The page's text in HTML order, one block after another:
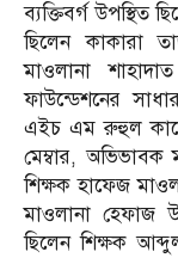
ব্যক্তিবর্গ উপস্থিত
ছিলেন কাকারা
মাওলানা
ফাউন্ডেশনের
এইচ এম রুহুল
মেম্বার,
শিক্ষক হাফেজ
মাওলানা হেফাজ
ছিলেন শিক্ষক